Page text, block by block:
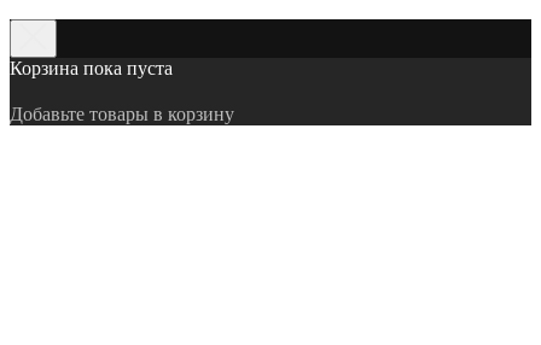
Корзина пока пуста
Добавьте товары в корзину